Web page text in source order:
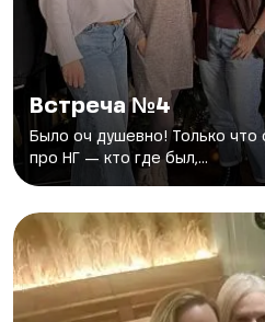
Встреча №4
Было оч душевно! Только
про НГ — кто где был,...